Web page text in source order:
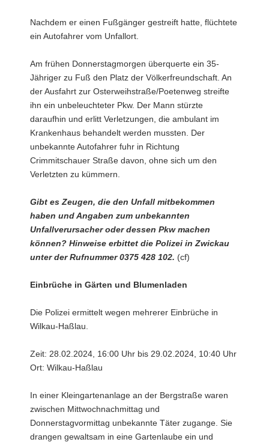
Nachdem er einen Fußgänger gestreift hatte, flüchtete
ein Autofahrer vom Unfallort.
Am frühen Donnerstagmorgen überquerte ein 35-
Jähriger zu Fuß den Platz der Völkerfreundschaft. An
der Ausfahrt zur Osterweihstraße/Poetenweg streifte
ihn ein unbeleuchteter Pkw. Der Mann stürzte
daraufhin und erlitt Verletzungen, die ambulant im
Krankenhaus behandelt werden mussten. Der
unbekannte Autofahrer fuhr in Richtung
Crimmitschauer Straße davon, ohne sich um den
Verletzten zu kümmern.
Gibt es Zeugen, die den Unfall mitbekommen
haben und Angaben zum unbekannten
Unfallverursacher oder dessen Pkw machen
können? Hinweise erbittet die Polizei in Zwickau
unter der Rufnummer 0375 428 102. (cf)
Einbrüche in Gärten und Blumenladen
Die Polizei ermittelt wegen mehrerer Einbrüche in
Wilkau-Haßlau.
Zeit: 28.02.2024, 16:00 Uhr bis 29.02.2024, 10:40 Uhr
Ort: Wilkau-Haßlau
In einer Kleingartenanlage an der Bergstraße waren
zwischen Mittwochnachmittag und
Donnerstagvormittag unbekannte Täter zugange. Sie
drangen gewaltsam in eine Gartenlaube ein und